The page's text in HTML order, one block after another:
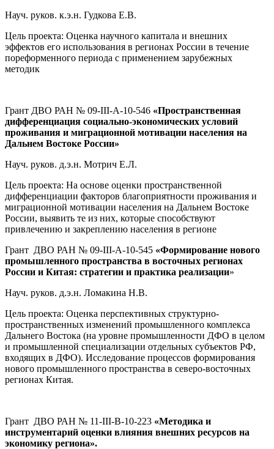
Науч. руков. к.э.н. Гудкова Е.В.
Цель проекта: Оценка научного капитала и внешних
эффектов его использования в регионах России в течение
пореформенного периода с применением зарубежных
методик
Грант ДВО РАН № 09-III-А-10-546 «Пространственная
дифференциация социально-экономических условий
проживания и миграционной мотивации населения на
Дальнем Востоке России»
Науч. руков. д.э.н. Мотрич Е.Л.
Цель проекта: На основе оценки пространственной
дифференциации факторов благоприятности проживания и
миграционной мотивации населения на Дальнем Востоке
России, выявить те из них, которые способствуют
привлечению и закреплению населения в регионе
Грант ДВО РАН № 09-III-А-10-545 «Формирование нового
промышленного пространства в восточных регионах
России и Китая: стратегии и практика реализации»
Науч. руков. д.э.н. Ломакина Н.В.
Цель проекта: Оценка перспективных структурно-
пространственных изменений промышленного комплекса
Дальнего Востока (на уровне промышленности ДФО в целом
и промышленной специализации отдельных субъектов РФ,
входящих в ДФО). Исследование процессов формирования
нового промышленного пространства в северо-восточных
регионах Китая.
Грант ДВО РАН № 11-III-В-10-223 «Методика и
инструментарий оценки влияния внешних ресурсов на
экономику региона».